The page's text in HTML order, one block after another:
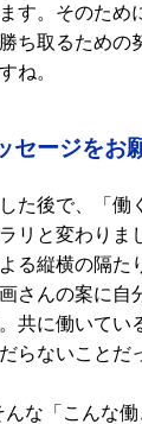
す。そのため
ち取るための
ね。
セージをお
た後で、「働
リと変わりま
る縦横の隔た
さんの案に自
共に働いてい
らないことだ
な「こんな働